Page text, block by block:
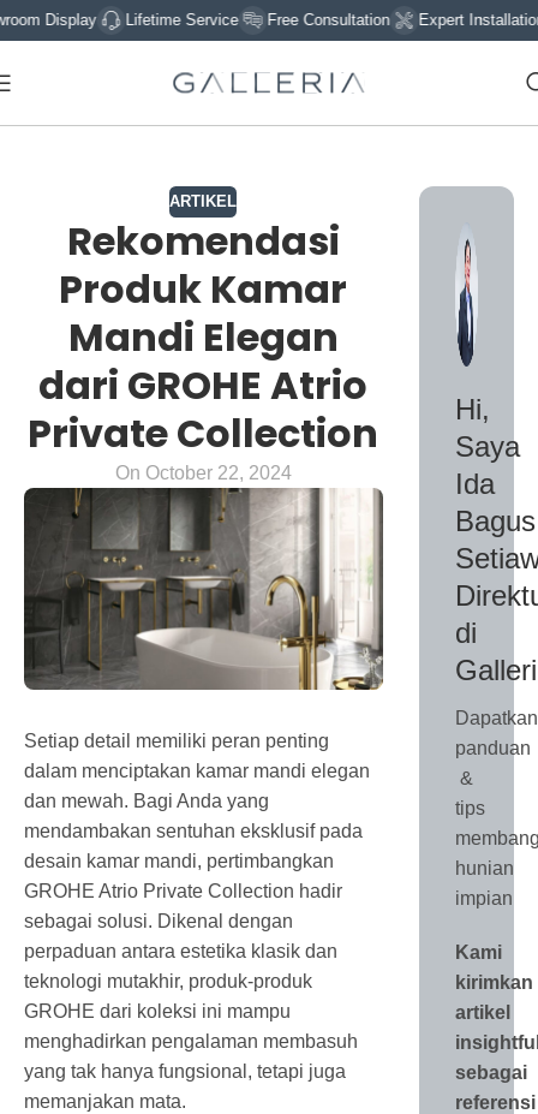
Lifetime Service Free Consultation Expert Installation
ARTIKEL
Rekomendasi
Produk Kamar
Mandi Elegan
dari GROHE Atrio
Private Collection
On October 22, 2024
Setiap detail memiliki peran penting
dalam menciptakan kamar mandi elegan
dan mewah. Bagi Anda yang
mendambakan sentuhan eksklusif pada
desain kamar mandi, pertimbangkan
GROHE Atrio Private Collection hadir
sebagai solusi. Dikenal dengan
perpaduan antara estetika klasik dan
teknologi mutakhir, produk-produk
GROHE dari koleksi ini mampu
menghadirkan pengalaman membasuh
yang tak hanya fungsional, tetapi juga
memanjakan mata.
Hi,
Saya
Ida
Bagus
di
Dapatkan
panduan
&
tips
hunian
impian
Kami
kirimkan
artikel
sebagai
referensi